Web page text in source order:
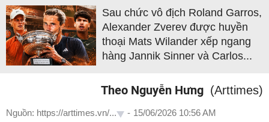
Sau chức vô địch Roland Garros,
Alexander Zverev được huyền
thoại Mats Wilander xếp ngang
hàng Jannik Sinner và Carlos...
Theo Nguyễn Hưng (Arttimes)
Nguồn: https://arttimes.vn/... - 15/06/2026 10:56 AM